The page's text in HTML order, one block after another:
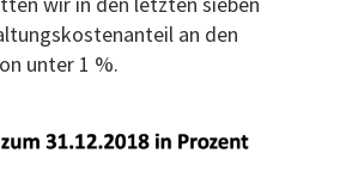
an den
unter 1 %.